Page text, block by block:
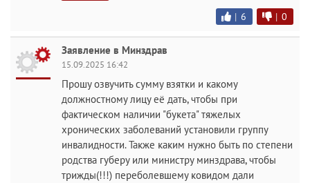
| 6 | 0
Заявление в Минздрав
15.09.2025 16:42
Прошу озвучить сумму взятки и какому
должностному лицу её дать, чтобы при
фактическом наличии "букета" тяжелых
хронических заболеваний установили группу
инвалидности. Также каким нужно быть по степени
родства губеру или министру минздрава, чтобы
трижды(!!!) переболевшему ковидом дали